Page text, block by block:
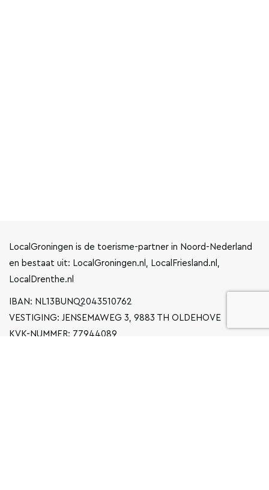
LocalGroningen is de toerisme-partner in Noord-Nederland
en bestaat uit: LocalGroningen.nl, LocalFriesland.nl,
LocalDrenthe.nl
IBAN: NL13BUNQ2043510762
VESTIGING: JENSEMAWEG 3, 9883 TH OLDEHOVE
KVK-NUMMER: 77944089